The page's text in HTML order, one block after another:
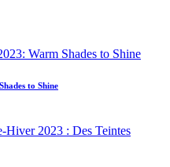
to Shine